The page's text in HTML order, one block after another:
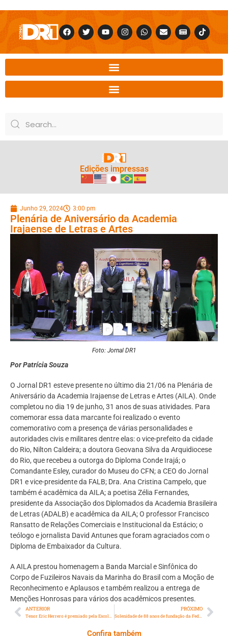
Edições impressas
Junho 29, 2024 3:00 pm
Plenária de Aniversário da Academia
Irajaense de Letras e Artes
Foto: Jornal DR1
Por Patrícia Souza
O Jornal DR1 esteve presente no último dia 21/06 na Plenária de
Aniversário da Academia Irajaense de Letras e Artes (AILA). Onde
completou no dia 19 de junho, 31 anos de suas atividades. Para
comemorar essa data marcante foi realizado o evento
comemorativo com a presença de várias personalidades e
autoridades civis e militares dentre elas: o vice-prefeito da cidade
do Rio, Nilton Caldeira; a doutora Geovana Silva da Arquidiocese
do Rio, que recebeu a outorga do Diploma Conde Irajá; o
Comandante Esley, curador do Museu do CFN; a CEO do Jornal
DR1 e vice-presidente da FALB; Dra. Ana Cristina Campelo, que
também é acadêmica da AILA; a poetisa Zélia Fernandes,
presidente da Associação dos Diplomados da Academia Brasileira
de Letras (ADALB) e acadêmica da AILA; O professor Francisco
Ransatto de Relações Comerciais e Institucional da Estácio; o
teólogo e jornalista David Antunes que foram agraciados com o
Diploma de Embaixador da Cultura.
A AILA prestou homenagem a Banda Marcial e Sinfônica do
Corpo de Fuzileiros Navais da Marinha do Brasil com a Moção de
Reconhecimento e Aplausos e também realizou a entrega de
Menções Honrosas para vários dos acadêmicos presentes.
ANTERIOR PRÓXIMO
Confira também